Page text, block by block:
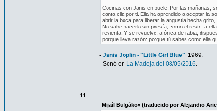
Cocinas con Janis en bucle. Por las mañanas,
canta ella por ti. Ella ha aprendido a aceptar la
abrir la boca para liberar la angustia hecha
No sabe hacerlo sin poesía, como el resto: a
revienta. Y se revuelve, afónica de rabia,
porque lleva razón: porque tú sabes como ella
- Janis Joplin - "Little Girl Blue", 1969.
- Sonó en La Madeja del 08/05/2016.
11
Mijaíl Bulgákov (traducido por Alejandro